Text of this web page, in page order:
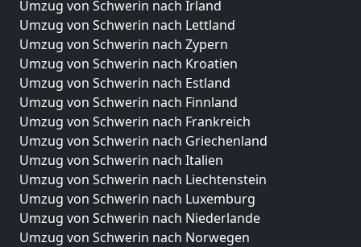
Umzug von Schwerin nach Irland
Umzug von Schwerin nach Lettland
Umzug von Schwerin nach Zypern
Umzug von Schwerin nach Kroatien
Umzug von Schwerin nach Estland
Umzug von Schwerin nach Finnland
Umzug von Schwerin nach Frankreich
Umzug von Schwerin nach Griechenland
Umzug von Schwerin nach Italien
Umzug von Schwerin nach Liechtenstein
Umzug von Schwerin nach Luxemburg
Umzug von Schwerin nach Niederlande
Umzug von Schwerin nach Norwegen